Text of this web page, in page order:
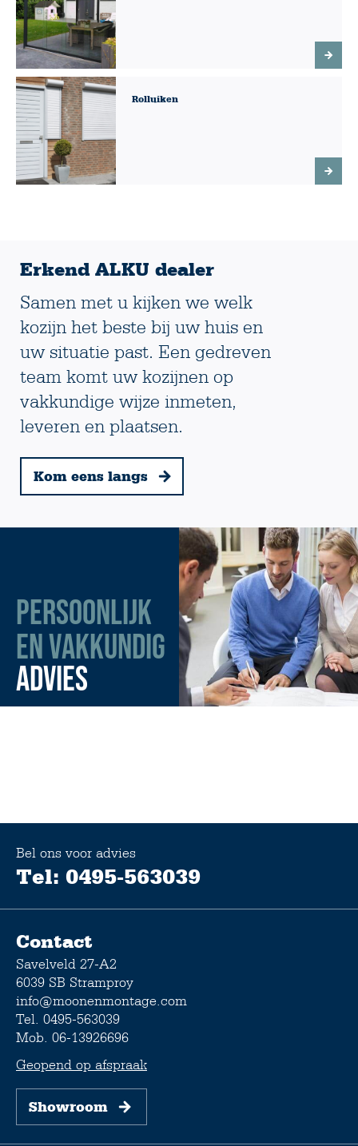
Rolluiken
Erkend ALKU dealer
Samen met u kijken we welk
kozijn het beste bij uw huis en
uw situatie past. Een gedreven
team komt uw kozijnen op
vakkundige wijze inmeten,
leveren en plaatsen.
Kom eens langs
PERSOONLIJK
EN VAKKUNDIG
ADVIES
Bel ons voor advies
Tel: 0495-563039
Contact
Savelveld 27-A2
6039 SB Stramproy
info@moonenmontage.com
Tel. 0495-563039
Mob. 06-13926696
Geopend op afspraak
Showroom